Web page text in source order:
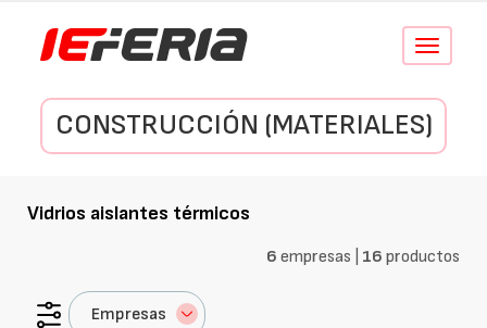
Conmutar
CONSTRUCCIÓN (MATERIALES)
Vidrios aislantes térmicos
6 empresas | 16 productos
Empresas